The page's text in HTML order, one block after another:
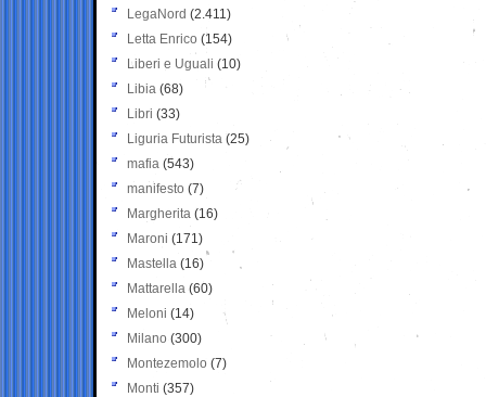
LegaNord (2.411)
Letta Enrico (154)
Liberi e Uguali (10)
Libia (68)
Libri (33)
Liguria Futurista (25)
mafia (543)
manifesto (7)
Margherita (16)
Maroni (171)
Mastella (16)
Mattarella (60)
Meloni (14)
Milano (300)
Montezemolo (7)
Monti (357)